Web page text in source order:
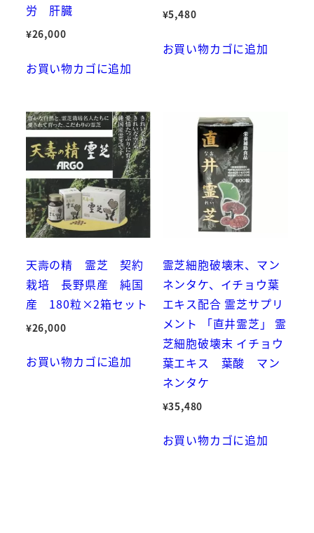
労 肝臓
¥26,000
お買い物カゴに追加
¥5,480
お買い物カゴに追加
天壽の精 霊芝 契約
栽培 長野県産 純国
産 180粒×2箱セット
¥26,000
お買い物カゴに追加
霊芝細胞破壊末、マン
ネンタケ、イチョウ葉
エキス配合 霊芝サプリ
メント 「直井霊芝」 霊
芝細胞破壊末 イチョウ
葉エキス 葉酸 マン
ネンタケ
¥35,480
お買い物カゴに追加